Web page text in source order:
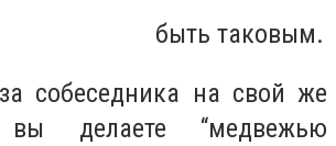
таковым.
собеседника на свой же
вы делаете “медвежью